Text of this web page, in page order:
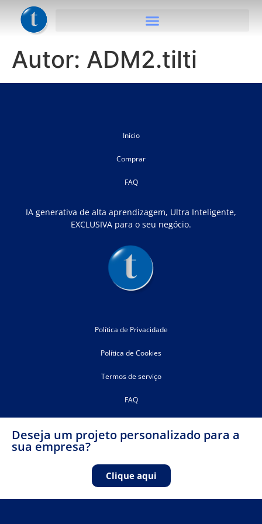
Autor: ADM2.tilti
Início
Comprar
FAQ
IA generativa de alta aprendizagem, Ultra Inteligente,
EXCLUSIVA para o seu negócio.
Política de Privacidade
Política de Cookies
Termos de serviço
FAQ
Deseja um projeto personalizado para a
sua empresa?
Clique aqui